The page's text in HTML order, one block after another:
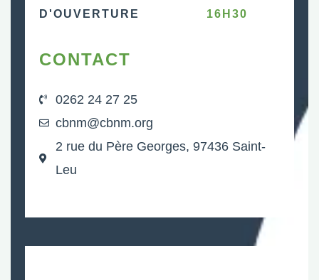
D'OUVERTURE
16H30
CONTACT
0262 24 27 25
cbnm@cbnm.org
2 rue du Père Georges, 97436 Saint-
Leu